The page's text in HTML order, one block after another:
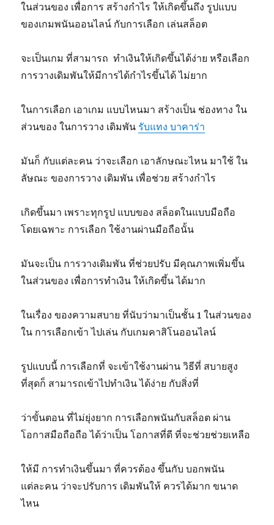
ในส่วนของ เพื่อการ สร้างกำไร ให้เกิดขึ้นถึง รูปแบบ
ของเกมพนันออนไลน์ กับการเลือก เล่นสล็อต
จะเป็นเกม ที่สามารถ ทำเงินให้เกิดขึ้นได้ง่าย หรือเลือก
การวางเดิมพันให้มีการได้กำไรขึ้นได้ ไม่ยาก
ในการเลือก เอาเกม แบบไหนมา สร้างเป็น ช่องทาง ใน
ส่วนของ ในการวาง เดิมพัน รับแทง บาคาร่า
มันก็ กับแต่ละคน ว่าจะเลือก เอาลักษณะไหน มาใช้ ใน
ลัษณะ ของการวาง เดิมพัน เพื่อช่วย สร้างกำไร
เกิดขึ้นมา เพราะทุกรูป แบบของ สล็อตในแบบมือถือ
โดยเฉพาะ การเลือก ใช้งานผ่านมือถือนั้น
มันจะเป็น การวางเดิมพัน ที่ช่วยปรับ มีคุณภาพเพิ่มขึ้น
ในส่วนของ เพื่อการทำเงิน ให้เกิดขึ้น ได้มาก
ในเรื่อง ของความสบาย ที่นับว่ามาเป็นชั้น 1 ในส่วนของ
ใน การเลือกเข้า ไปเล่น กับเกมคาสิโนออนไลน์
รูปแบบนี้ การเลือกที่ จะเข้าใช้งานผ่าน วิธีที่ สบายสูง
ที่สุดก็ สามารถเข้าไปทำเงิน ได้ง่าย กับสิ่งที่
ว่าขั้นตอน ที่ไม่ยุ่งยาก การเลือกพนันกับสล็อต ผ่าน
โอกาสมือถือถือ ได้ว่าเป็น โอกาสที่ดี ที่จะช่วยช่วยเหลือ
ให้มี การทำเงินขึ้นมา ที่ควรต้อง ขึ้นกับ บอกพนัน
แต่ละคน ว่าจะปรับการ เดิมพันให้ ควรได้มาก ขนาด
ไหน